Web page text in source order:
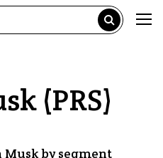
(PRS)
by segment